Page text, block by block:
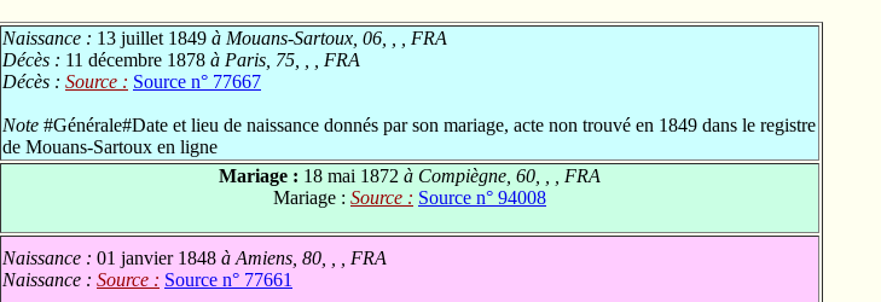
Naissance : 13 juillet 1849 à Mouans-Sartoux, 06, , , FRA
Décès : 11 décembre 1878 à Paris, 75, , , FRA
Décès : Source : Source n° 77667
Note #Générale#Date et lieu de naissance donnés par son mariage, acte non trouvé en 1849 dans le registre
de Mouans-Sartoux en ligne
Mariage : 18 mai 1872 à Compiègne, 60, , , FRA
Mariage : Source : Source n° 94008
Naissance : 01 janvier 1848 à Amiens, 80, , , FRA
Naissance : Source : Source n° 77661